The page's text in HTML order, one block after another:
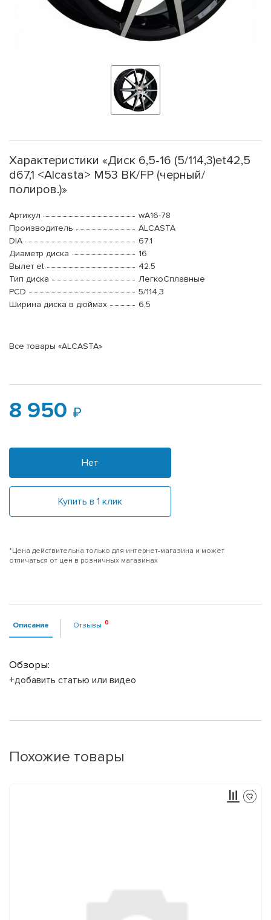
Характеристики «Диск 6,5-16 (5/114,3)et42,5
d67,1 <Alcasta> M53 BK/FP (черный/
полиров.)»
Артикул
wA16-78
Производитель
ALCASTA
DIA
67.1
Диаметр диска
16
Вылет et
42.5
Тип диска
ЛегкоСплавные
PCD
5/114,3
Ширина диска в дюймах
6,5
Все товары «ALCASTA»
8 950
Нет
Купить в 1 клик
*Цена действительна только для интернет-магазина и может
отличаться от цен в розничных магазинах
Описание Отзывы
Обзоры:
+добавить статью или видео
Похожие товары